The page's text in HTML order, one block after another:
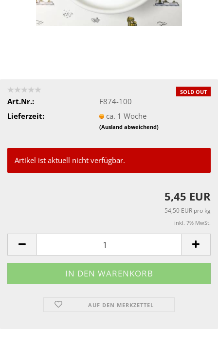
SOLD OUT
Art.Nr.:
F874-100
Lieferzeit:
ca. 1 Woche
(Ausland abweichend)
Artikel ist aktuell nicht verfügbar.
5,45 EUR
54,50 EUR pro kg
inkl. 7% MwSt.
AUF DEN MERKZETTEL